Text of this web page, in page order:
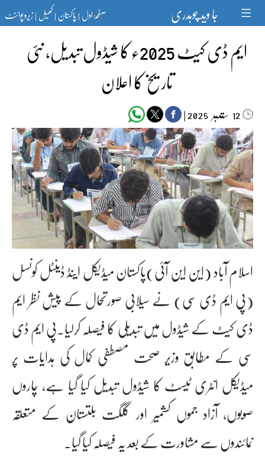
content جا وید چوہدری صفحۂ اول|پاکستان|کھیل|زیرو پوائنٹ
ایم ڈی کیٹ 2025ء کا شیڈول تبدیل، نئی
تاریخ کا اعلان
12 ستمبر‬‮ |
اسلام آباد (این این آئی)پاکستان میڈیکل اینڈ ڈینٹل کونسل
(پی ایم ڈی سی) نے سیلابی صورتحال کے پیش نظر ایم
ڈی کیٹ کے شیڈول میں تبدیلی کا فیصلہ کرلیا۔پی ایم ڈی
سی کے مطابق وزیر صحت مصطفی کمال کی ہدایات پر
میڈیکل انٹری ٹیسٹ کا شیڈول تبدیل کیا گیا ہے، چاروں
صوبوں، آزاد جموں کشمیر اور گلگت بلتستان کے متعلقہ
نمائندوں سے مشاورت کے بعد یہ فیصلہ کیا گیا۔